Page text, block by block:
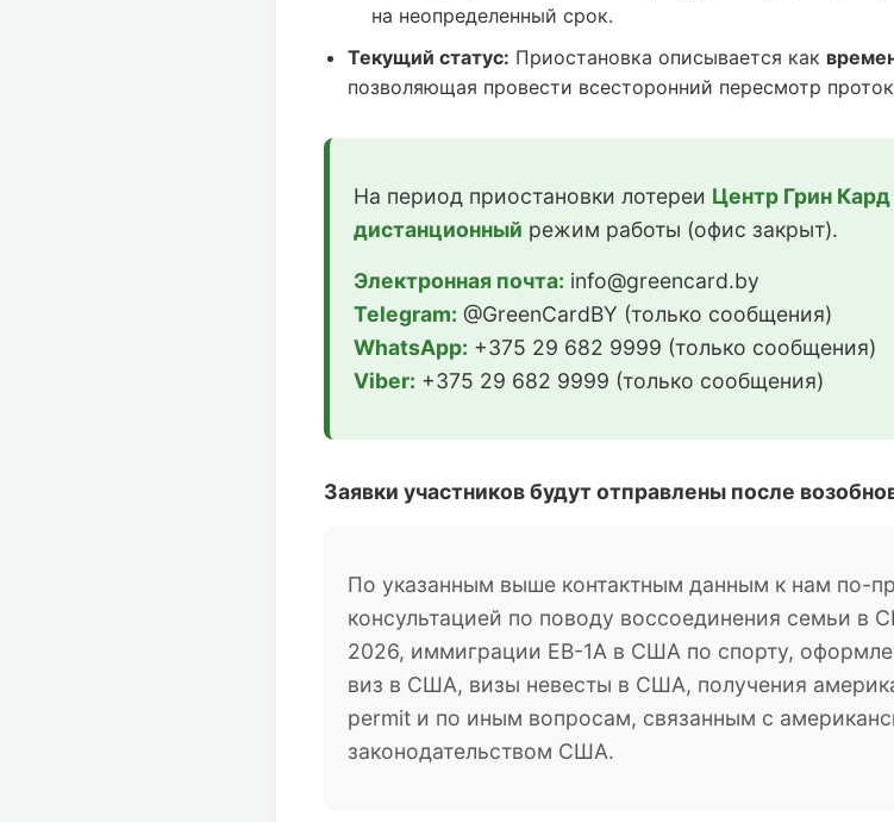
на неопределенный срок.
Текущий статус: Приостановка описывается как
позволяющая провести всесторонний пересмотр
На период приостановки лотереи Центр Грин
дистанционный режим работы (офис закрыт).
Электронная почта: info@greencard.by
Telegram: @GreenCardBY (только сообщения)
WhatsApp: +375 29 682 9999 (только сообщения)
Viber: +375 29 682 9999 (только сообщения)
Заявки участников будут отправлены после
По указанным выше контактным данным к нам по-
консультацией по поводу воссоединения семьи в
2026, иммиграции EB-1A в США по спорту,
виз в США, визы невесты в США, получения
permit и по иным вопросам, связанным с
законодательством США.